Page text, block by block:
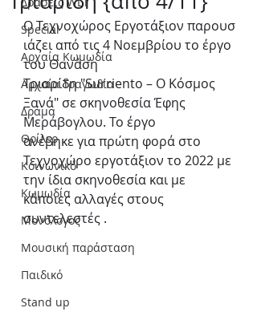
Special
Αρχαία Κωμωδία
Αρχαία Τραγωδία
Δράμα
Θρίλερ
Κοινωνικό
Κωμωδία
Μονόλογος
Μουσική παράσταση
Παιδικό
Stand up
Ο Τεχνοχώρος Εργοτάξιον παρουσ
ιάζει από τις 4 Νοεμβρίου το έργο
του Θανάση
Τριαρίδη "Surriento – Ο Κόσμος
Ξανά" σε σκηνοθεσία Έφης
Μεράβογλου. Το έργο
ανέβηκε για πρώτη φορά στο
Τεχνοχώρο εργοτάξιον το 2022 με
την ίδια σκηνοθεσία και με
κάποιες αλλαγές στους
συντελεστές .